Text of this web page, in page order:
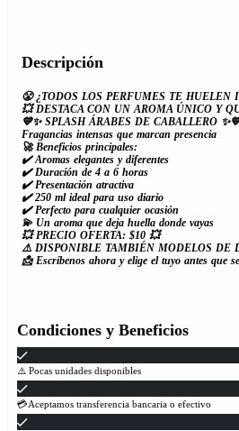
Descripción
😤 ¿TODOS LOS PERFUMES TE HUELEN
💥 DESTACA CON UN AROMA ÚNICO Y
💙✨ SPLASH ÁRABES DE CABALLERO
Fragancias intensas que marcan presencia
🚀 Beneficios principales:
✔️ Aromas elegantes y diferentes
✔️ Duración de 4 a 6 horas
✔️ Presentación atractiva
✔️ 250 ml ideal para uso diario
✔️ Perfecto para cualquier ocasión
💫 Un aroma que deja huella donde vayas
💥 PRECIO OFERTA: $10 💥
⚠️ DISPONIBLE TAMBIÉN MODELOS DE
📩 Escríbenos ahora y elige el tuyo antes que
Condiciones y Beneficios
⚠️ Pocas unidades disponibles
💳Aceptamos transferencia bancaria o efectivo